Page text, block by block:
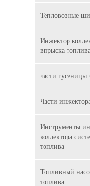
Тепловозные
Инжектор
впрыска
части гусеницы
Части
Инструменты
коллектора
топлива
Топливный
топлива